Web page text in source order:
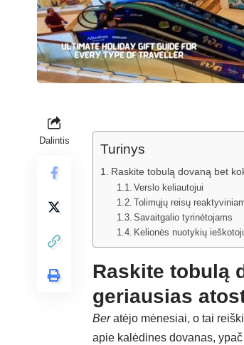
Dalintis
Turinys
Raskite tobulą dovaną bet
Verslo keliautojui
Tolimųjų reisų
Savaitgalio tyrinėtojams
Kelionės nuotykių
Raskite tobulą
geriausias
Beratėjo mėnesiai, o tai
apie kalėdines dovanas,